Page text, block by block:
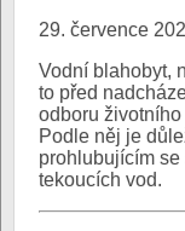
29. července
Vodní blahobyt,
to před
odboru
Podle něj je
prohlubujícím
tekoucích vod.